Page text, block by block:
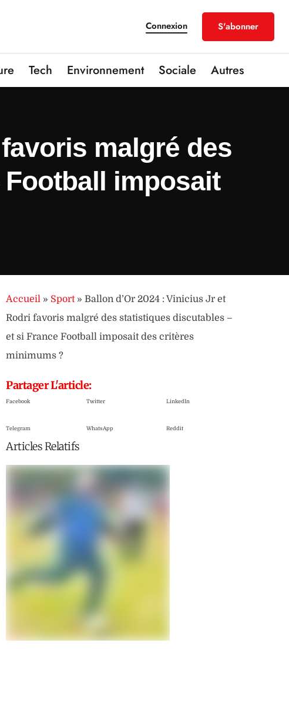
Connexion S'abonner
Tech Environnement Sociale Autres
malgré des
imposait
Accueil » Sport» Ballon d’Or 2024 : Vinicius Jr et
Rodri favoris malgré des statistiques discutables –
et si France Football imposait des critères
minimums ?
Partager L'article:
Facebook Twitter LinkedIn
Telegram WhatsApp Reddit
Articles Relatifs